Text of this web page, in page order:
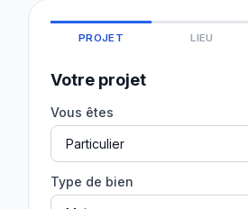
PROJET LIEU
Votre projet
Vous êtes
Type de bien